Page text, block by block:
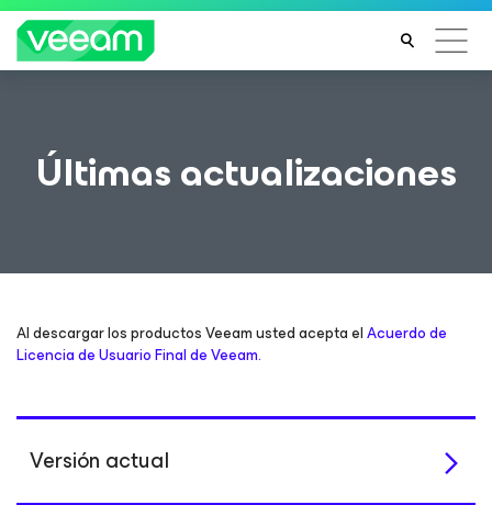
Últimas actualizaciones
Al descargar los productos Veeam usted acepta elAcuerdo de
Licencia de Usuario Final de Veeam.
Versión actual